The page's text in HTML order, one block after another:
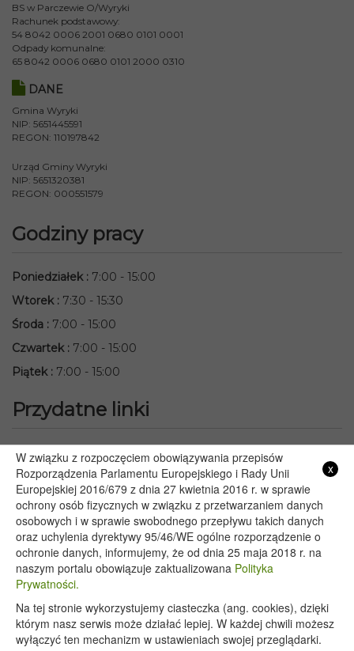
BS w Parczewie O/Wyryki
Rachunek podstawowy:
54 8042 0006 2001 0680 0101 0001
Odpady komunalne:
65 8042 0006 0680 0101 2000 0310
DANE
Gmina Wyryki
NIP: 5651445591
REGON: 110197842
Urząd Gminy Wyryki
NIP: 5651320381
REGON: 000551579
Godziny pracy
Poniedziałek : 7:00 - 15:00
Wtorek : 7:30 - 15:30
Środa : 7:00 - 15:00
Czwartek : 7:00 - 15:00
Piątek : 7:00 - 15:00
Przydatne linki
Starostwo Powiatowe we Włodawie
Lubelski Urząd Wojewódzki w Lublinie
Urząd Marszałkowski Województwa Lubelskiego w Lublinie
Serwis Rzeczypospolitej Polskiej
PGE – Planowane wyłączenia prądu
Poczta E-mail
Copyright 2020@ - Urząd Gminy Wyryki
x
W związku z rozpoczęciem obowiązywania przepisów
Rozporządzenia Parlamentu Europejskiego i Rady Unii
Europejskiej 2016/679 z dnia 27 kwietnia 2016 r. w sprawie
ochrony osób fizycznych w związku z przetwarzaniem danych
osobowych i w sprawie swobodnego przepływu takich danych
oraz uchylenia dyrektywy 95/46/WE ogólne rozporządzenie o
ochronie danych, informujemy, że od dnia 25 maja 2018 r. na
naszym portalu obowiązuje zaktualizowana Polityka
Prywatności.
Na tej stronie wykorzystujemy ciasteczka (ang. cookies), dzięki
którym nasz serwis może działać lepiej. W każdej chwili możesz
wyłączyć ten mechanizm w ustawieniach swojej przeglądarki.